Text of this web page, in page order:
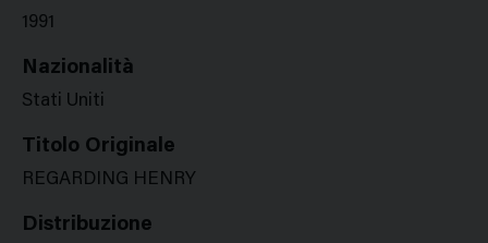
1991
Nazionalità
Stati Uniti
Titolo Originale
REGARDING HENRY
Distribuzione